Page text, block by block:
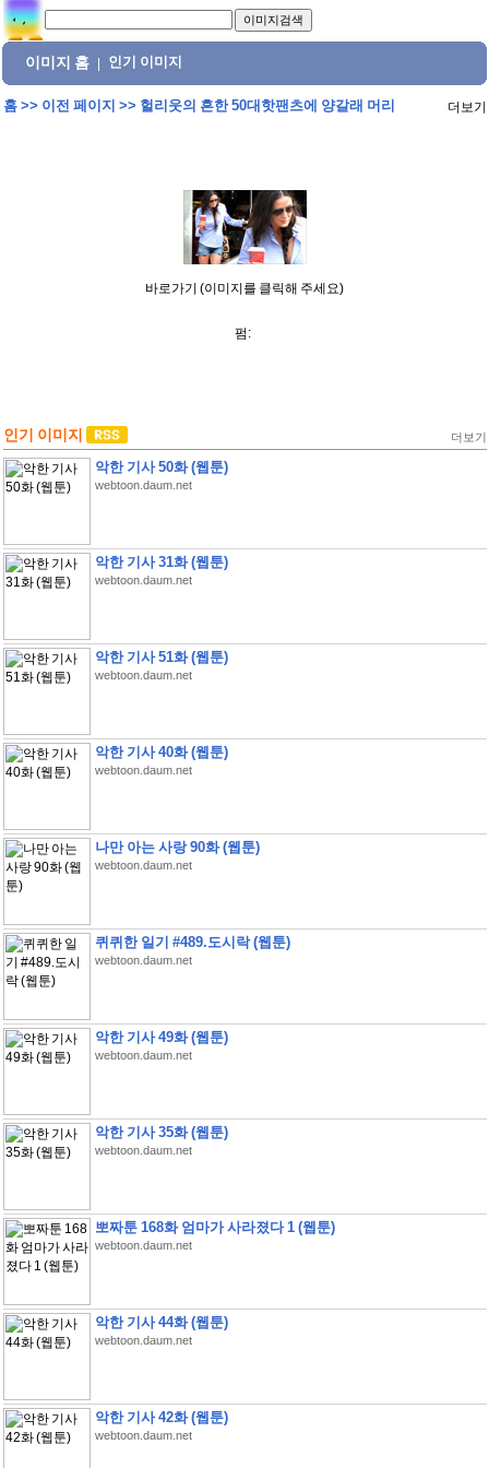
이미지 홈 인기 이미지
홈>> 이전 페이지 >> 헐리웃의 흔한 50대핫팬츠에 양갈래 머리 더보기
바로가기 (이미지를 클릭해 주세요)
펌:
인기 이미지 더보기
악한 기사 50화 (웹툰)
webtoon.daum.net
악한 기사 31화 (웹툰)
webtoon.daum.net
악한 기사 51화 (웹툰)
webtoon.daum.net
악한 기사 40화 (웹툰)
webtoon.daum.net
나만 아는 사랑 90화 (웹툰)
webtoon.daum.net
퀴퀴한 일기 #489.도시락 (웹툰)
webtoon.daum.net
악한 기사 49화 (웹툰)
webtoon.daum.net
악한 기사 35화 (웹툰)
webtoon.daum.net
뽀짜툰 168화 엄마가 사라졌다 1 (웹툰)
webtoon.daum.net
악한 기사 44화 (웹툰)
webtoon.daum.net
악한 기사 42화 (웹툰)
webtoon.daum.net